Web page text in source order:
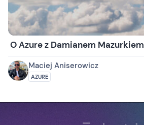
O Azure z Damianem Mazurkiem
Maciej Aniserowicz
AZURE